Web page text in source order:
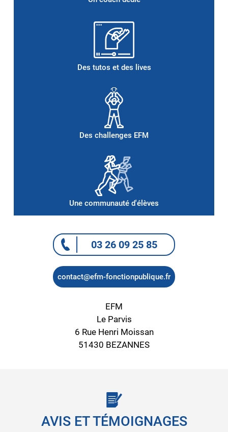
Policiers AdjointsDes tutos et des lives
Des challenges EFM
Une communauté d'élèves
03 26 09 25 85
contact@efm-fonctionpublique.fr
EFM
Le Parvis
6 Rue Henri Moissan
51430 BEZANNES
AVIS ET TÉMOIGNAGES